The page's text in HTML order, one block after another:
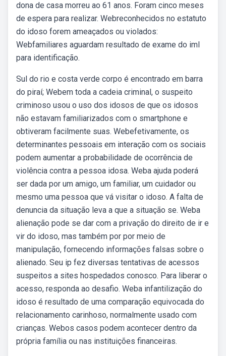
dona de casa morreu ao 61 anos. Foram cinco meses
de espera para realizar. Webreconhecidos no estatuto
do idoso forem ameaçados ou violados:
Webfamiliares aguardam resultado de exame do iml
para identificação.
Sul do rio e costa verde corpo é encontrado em barra
do piraí; Webem toda a cadeia criminal, o suspeito
criminoso usou o uso dos idosos de que os idosos
não estavam familiarizados com o smartphone e
obtiveram facilmente suas. Webefetivamente, os
determinantes pessoais em interação com os sociais
podem aumentar a probabilidade de ocorrência de
violência contra a pessoa idosa. Weba ajuda poderá
ser dada por um amigo, um familiar, um cuidador ou
mesmo uma pessoa que vá visitar o idoso. A falta de
denuncia da situação leva a que a situação se. Weba
alienação pode se dar com a privação do direito de ir e
vir do idoso, mas também por por meio de
manipulação, fornecendo informações falsas sobre o
alienado. Seu ip fez diversas tentativas de acessos
suspeitos a sites hospedados conosco. Para liberar o
acesso, responda ao desafio. Weba infantilização do
idoso é resultado de uma comparação equivocada do
relacionamento carinhoso, normalmente usado com
crianças. Webos casos podem acontecer dentro da
própria família ou nas instituições financeiras.